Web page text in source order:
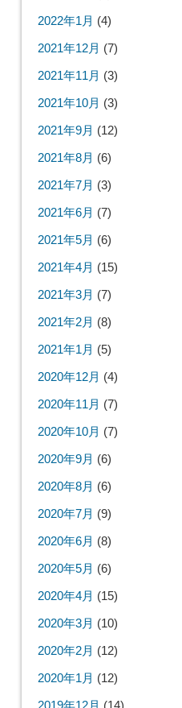
2022年1月 (4)
2021年12月 (7)
2021年11月 (3)
2021年10月 (3)
2021年9月 (12)
2021年8月 (6)
2021年7月 (3)
2021年6月 (7)
2021年5月 (6)
2021年4月 (15)
2021年3月 (7)
2021年2月 (8)
2021年1月 (5)
2020年12月 (4)
2020年11月 (7)
2020年10月 (7)
2020年9月 (6)
2020年8月 (6)
2020年7月 (9)
2020年6月 (8)
2020年5月 (6)
2020年4月 (15)
2020年3月 (10)
2020年2月 (12)
2020年1月 (12)
2019年12月 (14)